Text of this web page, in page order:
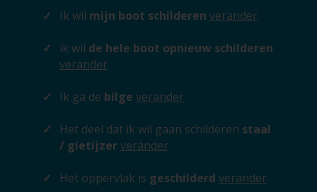
Ik wil mijn boot schilderen verander
ik wil de hele boot opnieuw schilderen
verander
Ik ga de bilge verander
Het deel dat ik wil gaan schilderen staal
/ gietijzerverander
Het oppervlak is geschilderd verander